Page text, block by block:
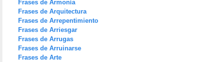
Frases de Armonía
Frases de Arquitectura
Frases de Arrepentimiento
Frases de Arriesgar
Frases de Arrugas
Frases de Arruinarse
Frases de Arte